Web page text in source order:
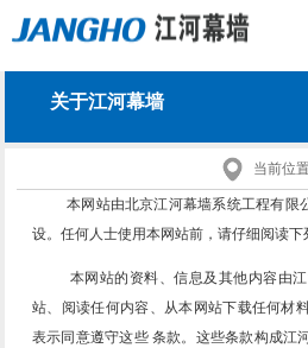
关于江河幕墙
当前位
本网站由北京江河幕墙系统工程有限
设。任何人士使用本网站前，请仔细阅读下
本网站的资料、信息及其他内容由江
站、阅读任何内容、从本网站下载任何材
表示同意遵守这些 条款。这些条款构成江